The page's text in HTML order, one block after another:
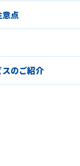
意点
のご紹介